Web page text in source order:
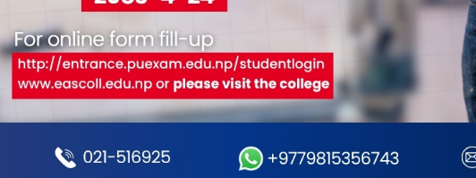
प्रशोधन गरी धागो निर्माण गर्ने र विभिन्न काठका औजारबाट निर्माण गरिने
यता जिल्लामा कम मात्रैमा देखिन्छ । बागलुङमा उत्पादन हुने राडीपाखी खास
माघेसङ्क्रान्ति मेलामा बढी बिक्री हुन्थे । बागलुङबाट यस बेला ठूलो मात्रामा
र राम्रो मूल्य पार्ने गरेको निसीखोला–६ की ६७ वर्षीया पुनिकला घर्तीमगरले
लाग्ने गथ्र्यो, अहिले पनित्यो मेला लाग्छ, उति बेला हामीहरु गाउँका १०÷१२
बोकेर जान्थ्यौँ, अहिलेको जस्तो मोटरबाटोको सुविधा थिएन, त्यहाँ पुग्न